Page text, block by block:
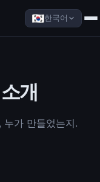
한국어
개
가 만들었는지.